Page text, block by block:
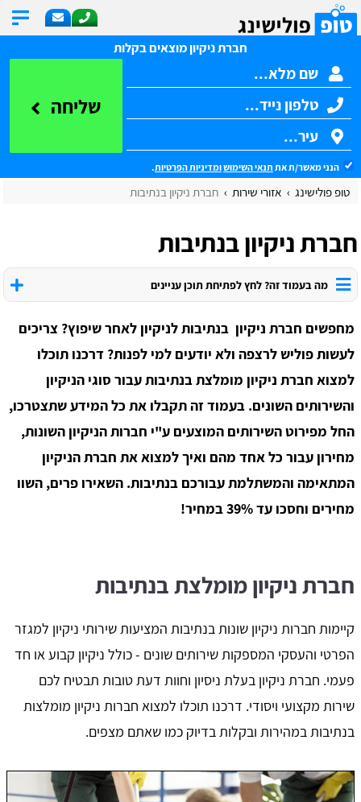
חברת ניקיון מוצאים בקלות
שליחה
הנני מאשר/ת את תנאי השימושומדיניות הפרטיות.
טופ פולישינג אזורי שירות חברת ניקיון בנתיבות
חברת ניקיון בנתיבות
מה בעמוד זה? לחץ לפתיחת תוכן עניינים
מחפשים חברת ניקיון בנתיבות לניקיון לאחר שיפוץ? צריכים
לעשות פוליש לרצפה ולא יודעים למי לפנות? דרכנו תוכלו
למצוא חברת ניקיון מומלצת בנתיבות עבור סוגי הניקיון
והשירותים השונים. בעמוד זה תקבלו את כל המידע שתצטרכו,
החל מפירוט השירותים המוצעים ע"י חברות הניקיון השונות,
מחירון עבור כל אחד מהם ואיך למצוא את חברת הניקיון
המתאימה והמשתלמת עבורכם בנתיבות. השאירו פרים, השוו
מחירים וחסכו עד 39% במחיר!
חברת ניקיון מומלצת בנתיבות
קיימות חברות ניקיון שונות בנתיבות המציעות שירותי ניקיון למגזר
הפרטי והעסקי המספקות שירותים שונים - כולל ניקיון קבוע או חד
פעמי. חברת ניקיון בעלת ניסיון וחוות דעת טובות תבטיח לכם
שירות מקצועי ויסודי. דרכנו תוכלו למצוא חברות ניקיון מומלצות
בנתיבות במהירות ובקלות בדיוק כמו שאתם מצפים.